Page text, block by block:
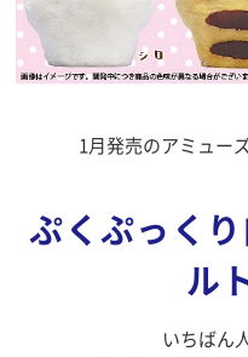
1月発売のアミュー
ぷくぷっく
ル
いちばん